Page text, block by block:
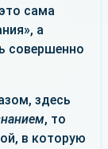
сама
а
совершенно
здесь
, то
в которую